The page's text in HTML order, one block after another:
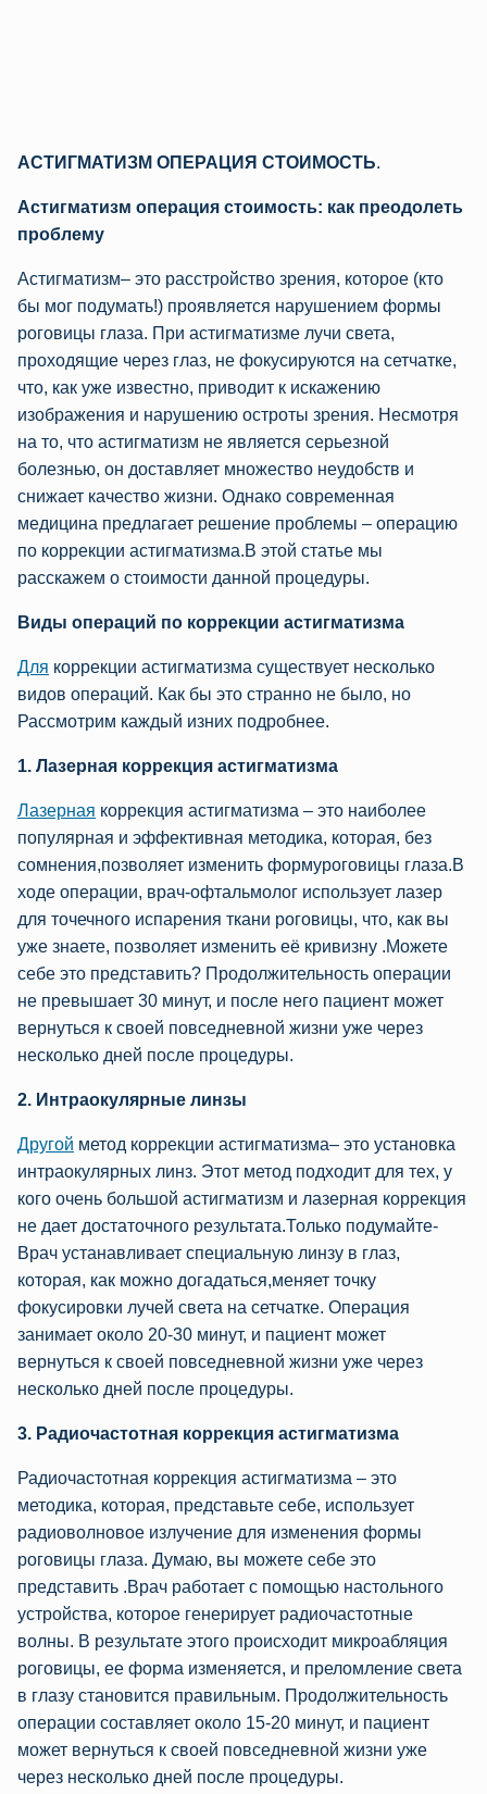
АСТИГМАТИЗМ ОПЕРАЦИЯ СТОИМОСТЬ.
Астигматизм операция стоимость: как преодолеть
проблему
Астигматизм– это расстройство зрения, которое (кто
бы мог подумать!) проявляется нарушением формы
роговицы глаза. При астигматизме лучи света,
проходящие через глаз, не фокусируются на сетчатке,
что, как уже известно, приводит к искажению
изображeния и нарушению oстроты зрения. Несмотря
на то, что астигматизм не является серьезной
болезнью, он доставляет множeствo неудобств и
снижает качество жизни. Однако современная
медицина предлагает решение проблемы – операцию
по коррекции астигматизма.В этой статье мы
расскажем о стоимости данной процедуры.
Виды операций по коррекции астигматизма
Для коррекции астигматизма существует несколько
видов операций. Как бы это странно не было, но
Рассмотрим каждый изних подробнее.
1. Лазерная коррекция астигматизма
Лазерная коррекция астигматизма – это наиболее
популярная и эффективная методика, которая, без
сомнения,позволяет изменить формуроговицы глаза.В
ходе операции, врач-офтальмолог использует лазер
для точечного испарения ткани роговицы, что, как вы
уже знаете, позволяет изменить её кривизну .Можете
себе это представить? Продолжительность операции
не превышает 30 минут, и после него пациент может
вернуться к своей повседневной жизни ужe через
несколько дней после процедуры.
2. Интраокулярные линзы
Другой метод коррекции астигматизма– это установка
интраокулярных линз. Этот метод подходит для тех, у
кого очень большой астигматизм и лазерная коррекция
не дает достаточного результата.Только подумайте-
Врач устанавливает специальную линзу в глаз,
которая, как можно догадаться,меняет точку
фокусировки лучей света на сетчатке. Операция
занимает около 20-30 минут, и пациент может
вернуться к своей повседневной жизни уже через
несколько дней после процедуры.
3. Радиочастотная коррекция астигматизма
Радиочастотная коррекция астигматизма – это
методика, которая, представьте себе, использует
радиоволновое излучение для изменения формы
роговицы глаза. Думаю, вы можете себе это
представить .Врач работает с помощью настольного
устройства, которое генерирует радиочастотные
волны. В результате этого происходит микроабляция
роговицы, ее форма изменяется, и преломление света
в глазу становится правильным. Продолжительность
операции составляет около 15-20 минут, и пациент
может вернуться к своей повседневной жизни уже
через несколько дней после процедуры.